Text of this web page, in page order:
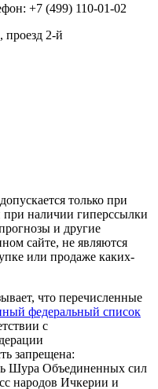
+7 (499) 110-01-02
проезд 2-й
только при
наличии гиперссылки
и другие
сайте, не являются
или продаже каких-
что перечисленные
федеральный список
с
запрещена:
Шура Объединенных сил
народов Ичкерии и